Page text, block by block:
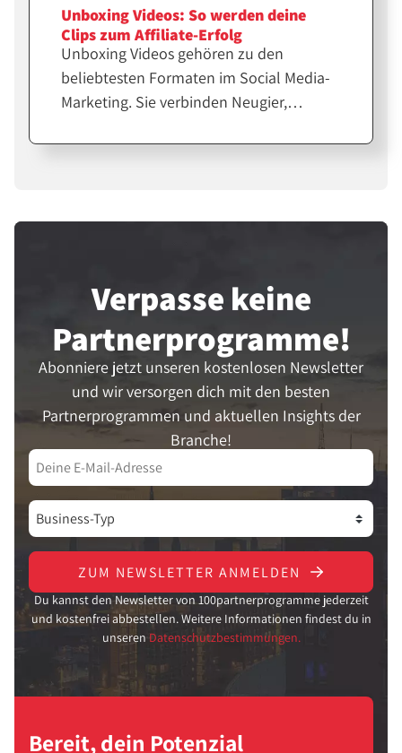
Unboxing Videos: So werden deine
Clips zum Affiliate-Erfolg
Unboxing Videos gehören zu den
beliebtesten Formaten im Social Media-
Marketing. Sie verbinden Neugier,
Für Affiliates und Creator sind sie eine
Verpasse keine
Partner­programme!
Abonniere jetzt unseren kostenlosen Newsletter
und wir versorgen dich mit den besten
Partnerprogrammen und aktuellen Insights der
Branche!
ZUM NEWSLETTER ANMELDEN
Du kannst den Newsletter von 100partnerprogramme jederzeit
und kostenfrei abbestellen. Weitere Informationen findest du in
unseren Datenschutzbestimmungen.
Bereit, dein Potenzial